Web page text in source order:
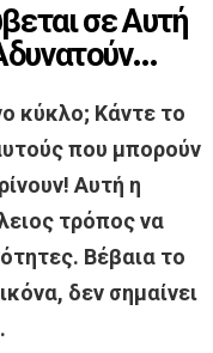
σε Αυτή
κύκλο; Κάντε το
που μπορούν
Αυτή η
τρόπος να
Βέβαια το
δεν σημαίνει